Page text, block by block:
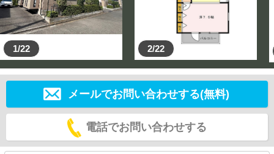
1/22 2/22
メールでお問い合わせする(無料)
電話でお問い合わせする